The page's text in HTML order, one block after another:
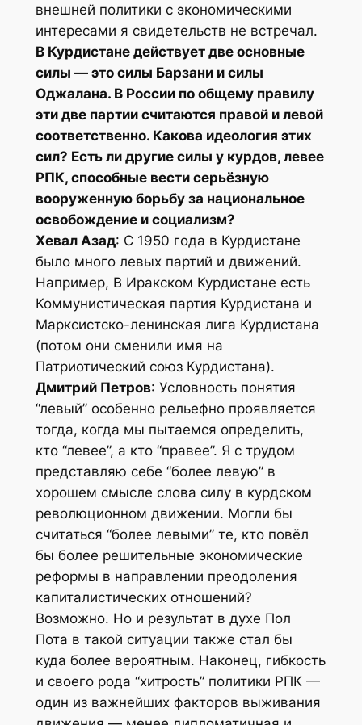
внешней политики с экономическими
интересами я свидетельств не встречал.
В Курдистане действует две основные
силы — это силы Барзани и силы
Оджалана. В России по общему правилу
эти две партии считаются правой и левой
соответственно. Какова идеология этих
сил? Есть ли другие силы у курдов, левее
РПК, способные вести серьёзную
вооруженную борьбу за национальное
освобождение и социализм?
Хевал Азад: С 1950 года в Курдистане
было много левых партий и движений.
Например, В Иракском Курдистане есть
Коммунистическая партия Курдистана и
Марксистско-ленинская лига Курдистана
(потом они сменили имя на
Патриотический союз Курдистана).
Дмитрий Петров: Условность понятия
“левый” особенно рельефно проявляется
тогда, когда мы пытаемся определить,
кто “левее”, а кто “правее”. Я с трудом
представляю себе “более левую” в
хорошем смысле слова силу в курдском
революционном движении. Могли бы
считаться “более левыми” те, кто повёл
бы более решительные экономические
реформы в направлении преодоления
капиталистических отношений?
Возможно. Но и результат в духе Пол
Пота в такой ситуации также стал бы
куда более вероятным. Наконец, гибкость
и своего рода “хитрость” политики РПК —
один из важнейших факторов выживания